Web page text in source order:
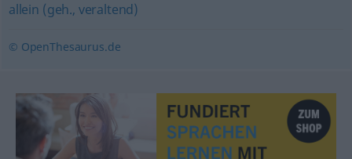
allein (geh., veraltend)
© OpenThesaurus.de